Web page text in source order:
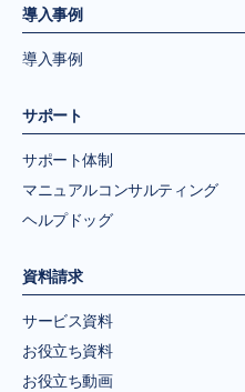
導入事例
導入事例
サポート
サポート体制
マニュアルコンサルティング
ヘルプドッグ
資料請求
サービス資料
お役立ち資料
お役立ち動画